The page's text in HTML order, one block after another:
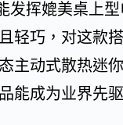
发挥媲美桌上型
轻巧，对这款
主动式散热迷
能成为业界先驱